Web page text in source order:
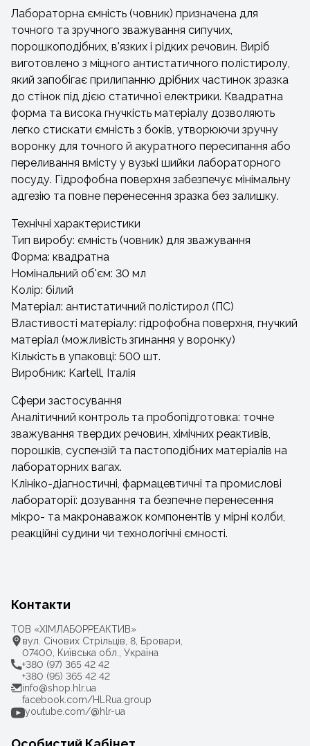
Лабораторна ємність (човник) призначена для
точного та зручного зважування сипучих,
порошкоподібних, в'язких і рідких речовин. Виріб
виготовлено з міцного антистатичного полістиролу,
який запобігає прилипанню дрібних частинок зразка
до стінок під дією статичної електрики. Квадратна
форма та висока гнучкість матеріалу дозволяють
легко стискати ємність з боків, утворюючи зручну
воронку для точного й акуратного пересипання або
переливання вмісту у вузькі шийки лабораторного
посуду. Гідрофобна поверхня забезпечує мінімальну
адгезію та повне перенесення зразка без залишку.
Технічні характеристики
Тип виробу: ємність (човник) для зважування
Форма: квадратна
Номінальний об'єм: 30 мл
Колір: білий
Матеріал: антистатичний полістирол (ПС)
Властивості матеріалу: гідрофобна поверхня, гнучкий
матеріал (можливість згинання у воронку)
Кількість в упаковці: 500 шт.
Виробник: Kartell, Італія
Сфери застосування
Аналітичний контроль та пробопідготовка: точне
зважування твердих речовин, хімічних реактивів,
порошків, суспензій та пастоподібних матеріалів на
лабораторних вагах.
Клініко-діагностичні, фармацевтичні та промислові
лабораторії: дозування та безпечне перенесення
мікро- та макронаважок компонентів у мірні колби,
реакційні судини чи технологічні ємності.
Контакти
ТОВ «ХІМЛАБОРРЕАКТИВ»
вул. Січових Стрільців, 8, Бровари,
07400, Київська обл., Україна
+380 (97) 365 42 42
+380 (95) 365 42 42
info@shop.hlr.ua
facebook.com/HLRua.group
youtube.com/@hlr-ua